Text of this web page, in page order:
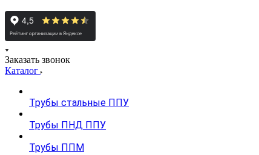
Заказать звонок
Каталог
Трубы стальные ППУ
Трубы ПНД ППУ
Трубы ППМ